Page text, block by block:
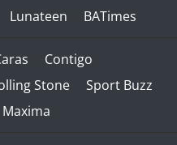
Lunateen BATimes
Contigo
Stone
Sport Buzz
Maxima